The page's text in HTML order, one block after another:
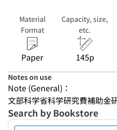
Material
Format
Paper
Capacity, size,
etc.
145p
Notes on use
Note (General)：
文部科学省科学研究費補助金
Search by Bookstore